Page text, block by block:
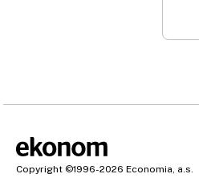
Copyright ©1996-2026 Economia, a.s.